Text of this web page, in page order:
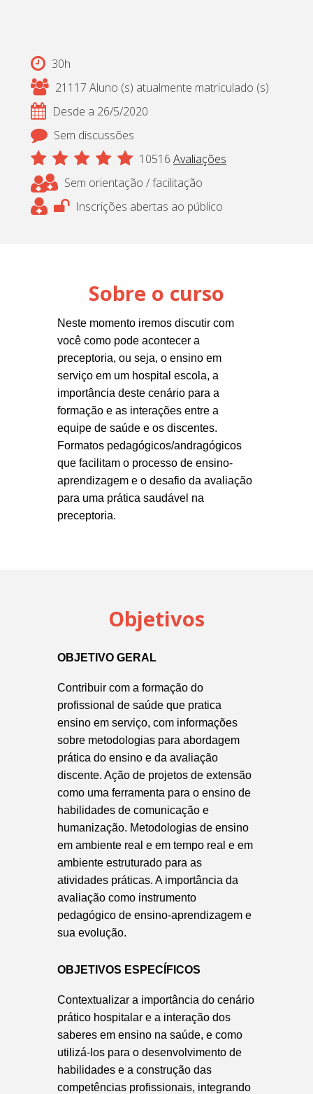
30h
21117 Aluno (s) atualmente matriculado (s)
Desde a 26/5/2020
Sem discussões
10516 Avaliações
Sem orientação / facilitação
Inscrições abertas ao público
Sobre o curso
Neste momento iremos discutir com
você como pode acontecer a
preceptoria, ou seja, o ensino em
serviço em um hospital escola, a
importância deste cenário para a
formação e as interações entre a
equipe de saúde e os discentes.
Formatos pedagógicos/andragógicos
que facilitam o processo de ensino-
aprendizagem e o desafio da avaliação
para uma prática saudável na
preceptoria.
Objetivos
OBJETIVO GERAL
Contribuir com a formação do
profissional de saúde que pratica
ensino em serviço, com informações
sobre metodologias para abordagem
prática do ensino e da avaliação
discente. Ação de projetos de extensão
como uma ferramenta para o ensino de
habilidades de comunicação e
humanização. Metodologias de ensino
em ambiente real e em tempo real e em
ambiente estruturado para as
atividades práticas. A importância da
avaliação como instrumento
pedagógico de ensino-aprendizagem e
sua evolução.
OBJETIVOS ESPECÍFICOS
Contextualizar a importância do cenário
prático hospitalar e a interação dos
saberes em ensino na saúde, e como
utilizá-los para o desenvolvimento de
habilidades e a construção das
competências profissionais, integrando